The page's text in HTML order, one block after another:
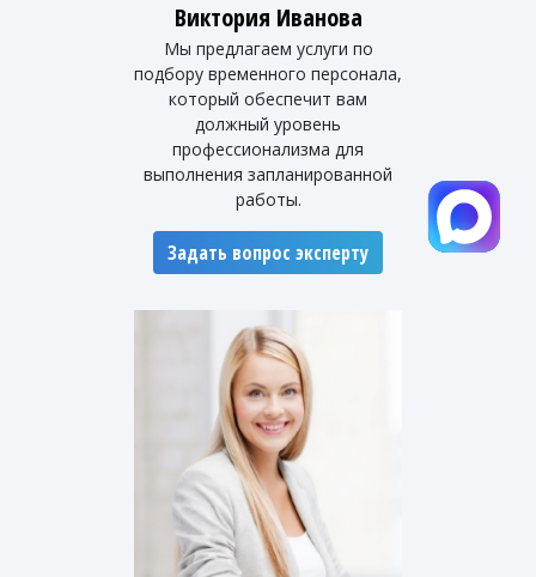
Виктория Иванова
Мы предлагаем услуги по
подбору временного персонала,
который обеспечит вам
должный уровень
профессионализма для
выполнения запланированной
работы.
Задать вопрос эксперту